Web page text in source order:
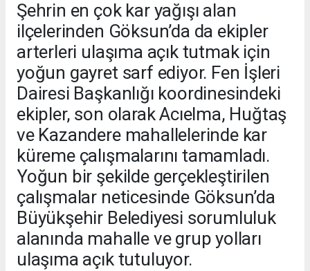
Şehrin en çok kar yağışı alan
ilçelerinden Göksun’da da ekipler
arterleri ulaşıma açık tutmak için
yoğun gayret sarf ediyor. Fen İşleri
Dairesi Başkanlığı koordinesindeki
ekipler, son olarak Acıelma, Huğtaş
ve Kazandere mahallelerinde kar
küreme çalışmalarını tamamladı.
Yoğun bir şekilde gerçekleştirilen
çalışmalar neticesinde Göksun’da
Büyükşehir Belediyesi sorumluluk
alanında mahalle ve grup yolları
ulaşıma açık tutuluyor.